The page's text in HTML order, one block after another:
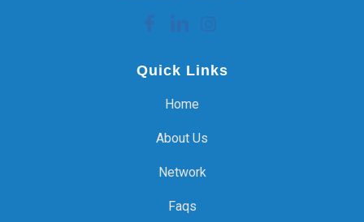
Quick Links
Home
About Us
Network
Faqs